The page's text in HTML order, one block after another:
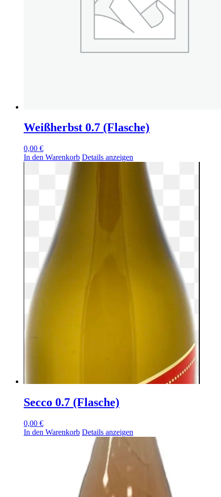
Weißherbst 0.7 (Flasche)
0,00 €
In den Warenkorb Details anzeigen
Secco 0.7 (Flasche)
0,00 €
In den Warenkorb Details anzeigen